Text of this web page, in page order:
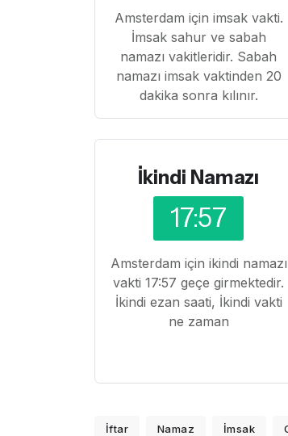
Amsterdam için imsak vakti.
İmsak sahur ve sabah
namazı vakitleridir. Sabah
namazı imsak vaktinden 20
dakika sonra kılınır.
İkindi Namazı
17:57
Amsterdam için ikindi namazı
vakti 17:57 geçe girmektedir.
İkindi ezan saati, İkindi vakti
ne zaman
İftar Namaz İmsak